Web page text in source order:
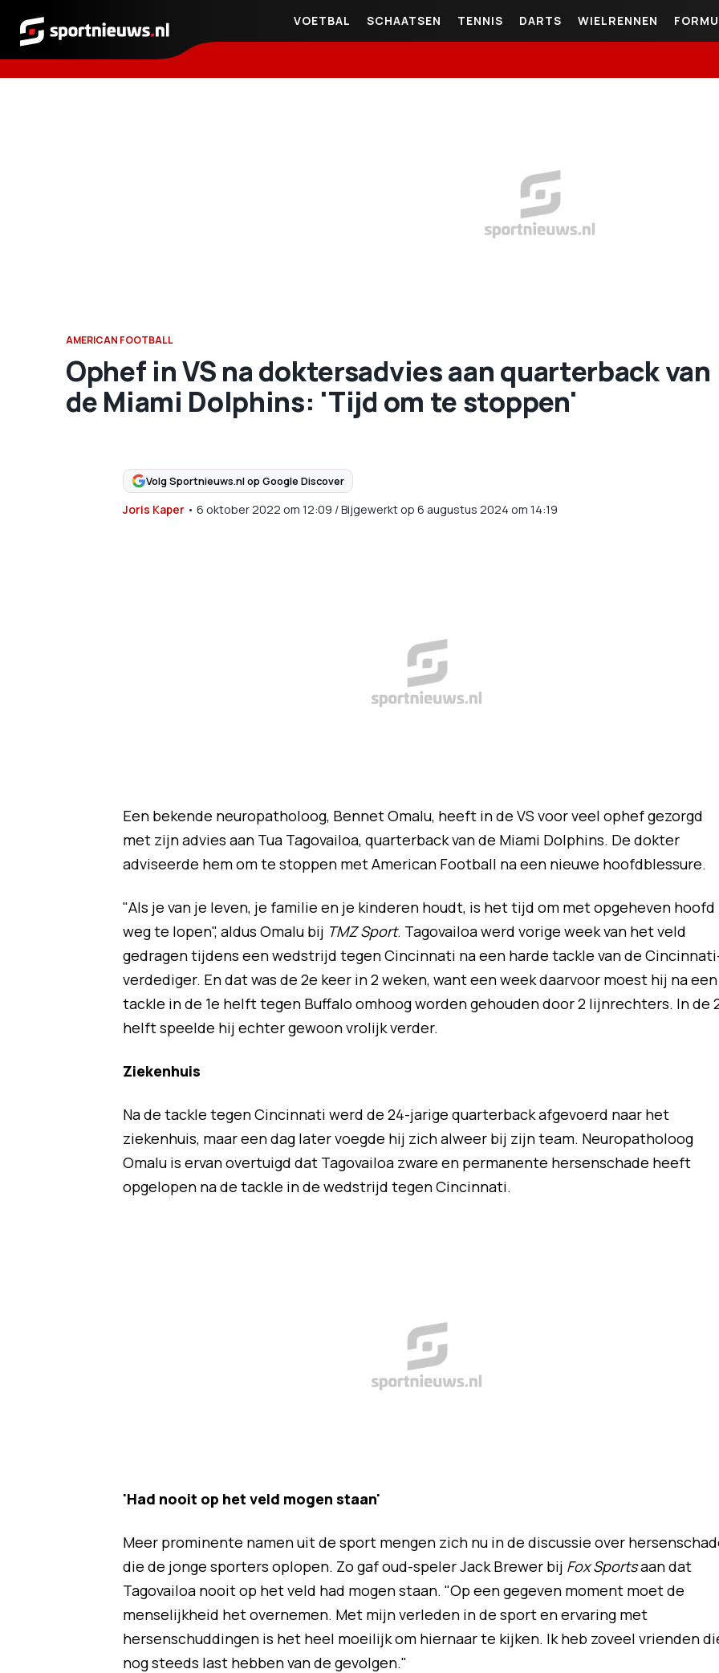
Sportnieuws.nl
VOETBAL SCHAATSEN TENNIS DARTS WIELRENNEN
AMERICAN FOOTBALL
Ophef in VS na doktersadvies aan quarterback van
de Miami Dolphins: 'Tijd om te stoppen'
Volg Sportnieuws.nl op Google Discover
Joris Kaper• 6 oktober 2022 om 12:09 /Bijgewerkt op 6 augustus 2024 om 14:19
Een bekende neuropatholoog, Bennet Omalu, heeft in de VS voor veel ophef gezorgd
met zijn advies aan Tua Tagovailoa, quarterback van de Miami Dolphins. De dokter
adviseerde hem om te stoppen met American Football na een nieuwe hoofdblessure.
"Als je van je leven, je familie en je kinderen houdt, is het tijd om met opgeheven hoofd
weg te lopen", aldus Omalu bij TMZ Sport. Tagovailoa werd vorige week van het veld
gedragen tijdens een wedstrijd tegen Cincinnati na een harde tackle van de
verdediger. En dat was de 2e keer in 2 weken, want een week daarvoor moest hij na een
tackle in de 1e helft tegen Buffalo omhoog worden gehouden door 2 lijnrechters. In de
helft speelde hij echter gewoon vrolijk verder.
Ziekenhuis
Na de tackle tegen Cincinnati werd de 24-jarige quarterback afgevoerd naar het
ziekenhuis, maar een dag later voegde hij zich alweer bij zijn team. Neuropatholoog
Omalu is ervan overtuigd dat Tagovailoa zware en permanente hersenschade heeft
opgelopen na de tackle in de wedstrijd tegen Cincinnati.
'Had nooit op het veld mogen staan'
Meer prominente namen uit de sport mengen zich nu in de discussie over
die de jonge sporters oplopen. Zo gaf oud-speler Jack Brewer bij Fox Sportsaan dat
Tagovailoa nooit op het veld had mogen staan. "Op een gegeven moment moet de
menselijkheid het overnemen. Met mijn verleden in de sport en ervaring met
hersenschuddingen is het heel moeilijk om hiernaar te kijken. Ik heb zoveel vrienden
nog steeds last hebben van de gevolgen."